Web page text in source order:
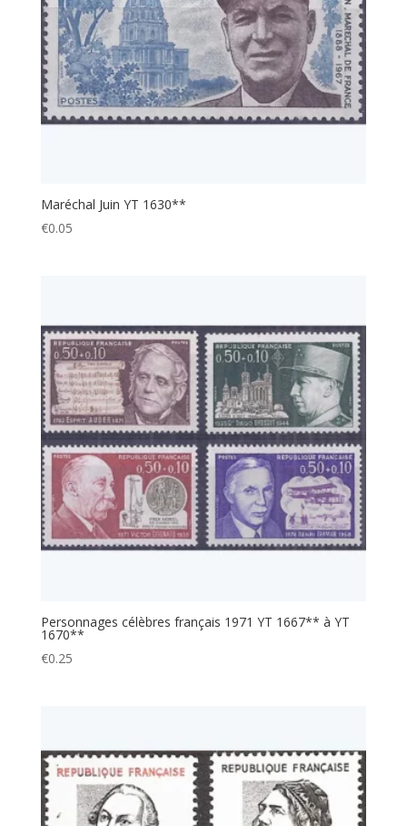
Maréchal Juin YT 1630**
€0.05
Personnages célèbres français 1971 YT 1667** à YT
1670**
€0.25